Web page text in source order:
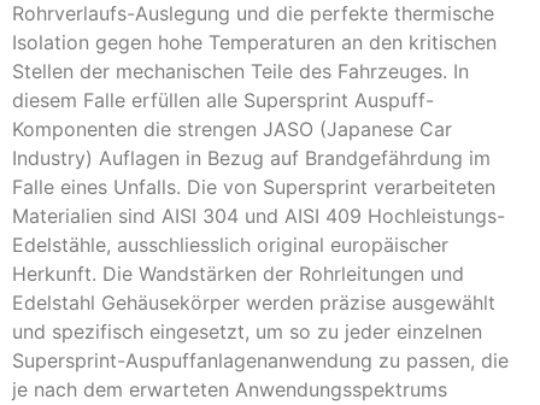
Rohrverlaufs-Auslegung und die perfekte thermische
Isolation gegen hohe Temperaturen an den kritischen
Stellen der mechanischen Teile des Fahrzeuges. In
diesem Falle erfüllen alle Supersprint Auspuff-
Komponenten die strengen JASO (Japanese Car
Industry) Auflagen in Bezug auf Brandgefährdung im
Falle eines Unfalls. Die von Supersprint verarbeiteten
Materialien sind AISI 304 und AISI 409 Hochleistungs-
Edelstähle, ausschliesslich original europäischer
Herkunft. Die Wandstärken der Rohrleitungen und
Edelstahl Gehäusekörper werden präzise ausgewählt
und spezifisch eingesetzt, um so zu jeder einzelnen
Supersprint-Auspuffanlagenanwendung zu passen, die
je nach dem erwarteten Anwendungsspektrums